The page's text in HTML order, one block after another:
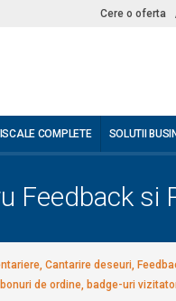
Cere o oferta
COMPLETE SOLUTII
Feedback si
Cantarire deseuri,
de ordine, badge-uri